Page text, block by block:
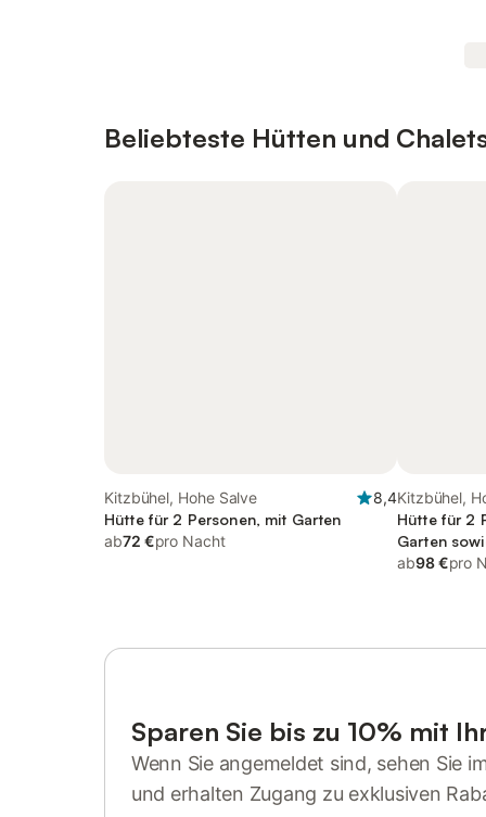
Beliebteste Hütten und
Kitzbühel, Hohe Salve
8,4
Hütte für 2 Personen, mit Garten
ab72 €pro Nacht
Kitzbühel,
Hütte für 2
Garten
ab98 €pro
Sparen Sie bis zu 10% mit
Wenn Sie angemeldet sind, sehen Sie
und erhalten Zugang zu exklusiven